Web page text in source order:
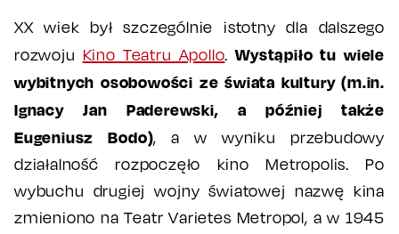
XX wiek był szczególnie istotny dla dalszego
rozwoju Kino Teatru Apollo.Wystąpiło tu wiele
wybitnych osobowości ze świata kultury (m.in.
Ignacy Jan Paderewski, a później także
Eugeniusz Bodo), a w wyniku przebudowy
działalność rozpoczęło kino Metropolis. Po
wybuchu drugiej wojny światowej nazwę kina
zmieniono na Teatr Varietes Metropol, a w 1945